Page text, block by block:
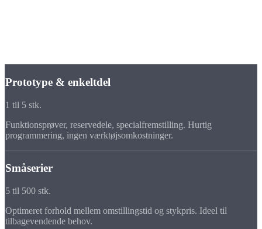
Prototype & enkeltdel
1 til 5 stk.
Funktionsprøver, reservedele, specialfremstilling. Hurtig
programmering, ingen værktøjsomkostninger.
Småserier
5 til 500 stk.
Optimeret forhold mellem omstillingstid og stykpris. Ideel til
tilbagevendende behov.